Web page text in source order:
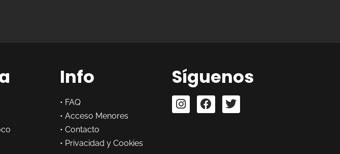
Info
• FAQ
•Acceso Menores
•Contacto
• Privacidad y Cookies
Síguenos